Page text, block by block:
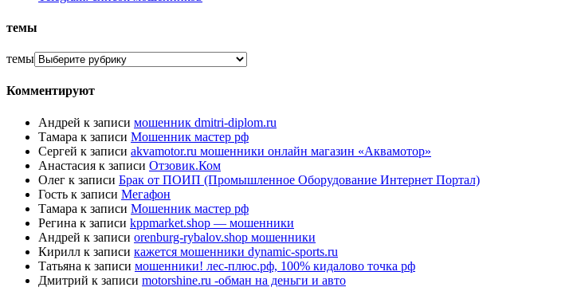
темы
темы
Комментируют
Андрей к записи мошенник dmitri-diplom.ru
Тамара к записи Мошенник мастер рф
Сергей к записи akvamotor.ru мошенники онлайн магазин «Аквамотор»
Анастасия к записи Отзовик.Ком
Олег к записи Брак от ПОИП (Промышленное Оборудование Интернет Портал)
Гость к записи Мегафон
Тамара к записи Мошенник мастер рф
Регина к записи kppmarket.shop — мошенники
Андрей к записи orenburg-rybalov.shop мошенники
Кирилл к записи кажется мошенники dynamic-sports.ru
Татьяна к записи мошенники! лес-плюс.рф, 100% кидалово точка рф
Дмитрий к записи motorshine.ru -обман на деньги и авто